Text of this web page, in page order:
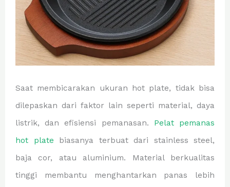
Saat membicarakan ukuran hot plate, tidak bisa
dilepaskan dari faktor lain seperti material, daya
listrik, dan efisiensi pemanasan. Pelat pemanas
hot plate biasanya terbuat dari stainless steel,
baja cor, atau aluminium. Material berkualitas
tinggi membantu menghantarkan panas lebih